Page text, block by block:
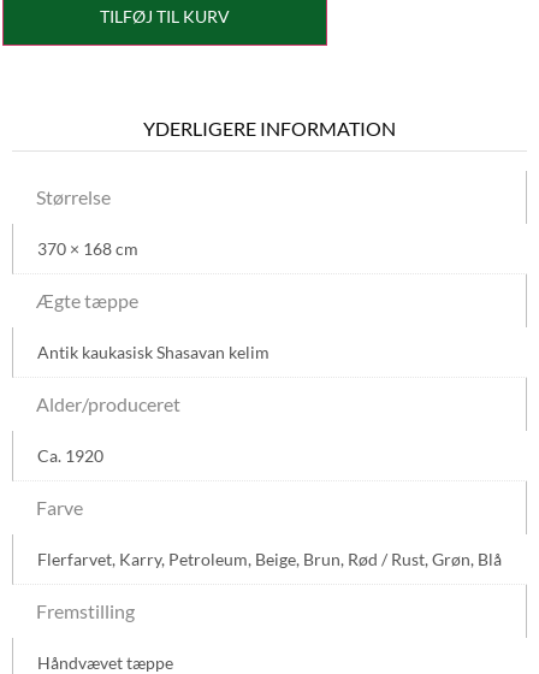
TILFØJ TIL KURV
YDERLIGERE INFORMATION
Størrelse
370 × 168 cm
Ægte tæppe
Antik kaukasisk Shasavan kelim
Alder/produceret
Ca. 1920
Farve
Flerfarvet, Karry, Petroleum, Beige, Brun, Rød / Rust,Grøn, Blå
Fremstilling
Håndvævet tæppe